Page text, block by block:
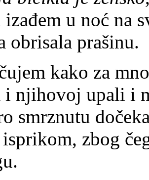
u noć na
obrisala prašinu.
kako za
i njihovoj upali i
smrznutu
zbog